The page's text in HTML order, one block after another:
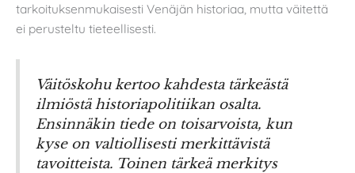
tarkoituksenmukaisesti Venäjän historiaa, mutta väitettä
ei perusteltu tieteellisesti.
Väitöskohu kertoo kahdesta tärkeästä
ilmiöstä historiapolitiikan osalta.
Ensinnäkin tiede on toisarvoista, kun
kyse on valtiollisesti merkittävistä
tavoitteista. Toinen tärkeä merkitys